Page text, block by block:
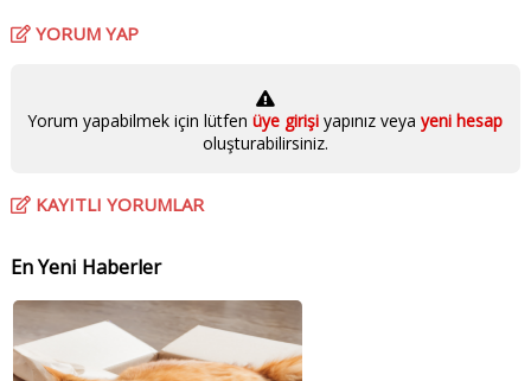
YORUM YAP
Yorum yapabilmek için lütfenüye girişiyapınız veya yeni hesap
oluşturabilirsiniz.
KAYITLI YORUMLAR
En Yeni Haberler